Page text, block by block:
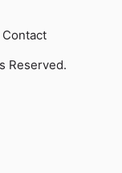
Contact
Reserved.